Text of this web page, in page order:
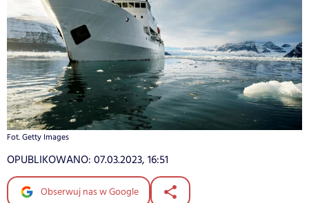
Fot. Getty Images
OPUBLIKOWANO: 07.03.2023, 16:51
Obserwuj nas w Google